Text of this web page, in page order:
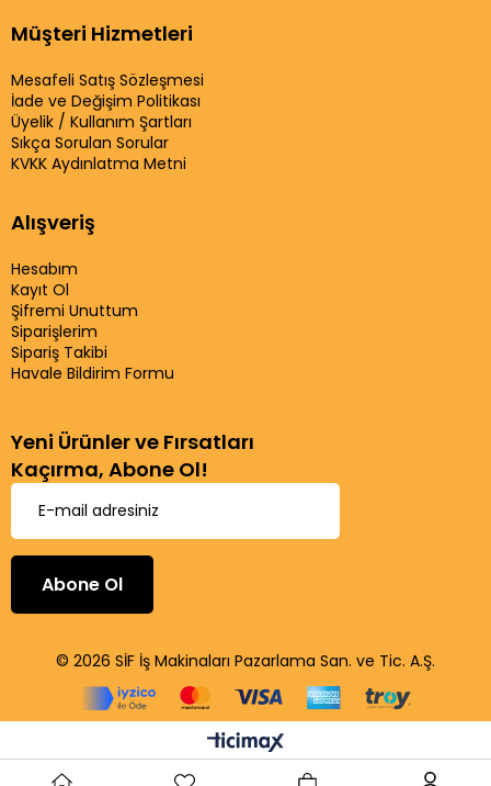
Müşteri Hizmetleri
Mesafeli Satış Sözleşmesi
İade ve Değişim Politikası
Üyelik / Kullanım Şartları
Sıkça Sorulan Sorular
KVKK Aydınlatma Metni
Alışveriş
Hesabım
Kayıt Ol
Şifremi Unuttum
Siparişlerim
Sipariş Takibi
Havale Bildirim Formu
Yeni Ürünler ve Fırsatları
Kaçırma, Abone Ol!
Abone Ol
© 2026 SİF İş Makinaları Pazarlama San. ve Tic. A.Ş.